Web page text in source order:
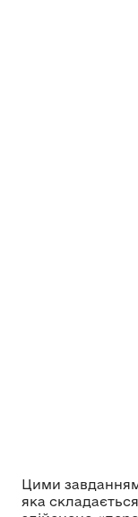
Цими
яка